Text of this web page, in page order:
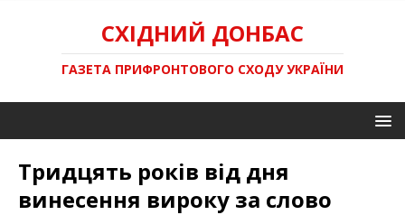
СХІДНИЙ ДОНБАС
ГАЗЕТА ПРИФРОНТОВОГО СХОДУ УКРАЇНИ
Тридцять років від дня
винесення вироку за слово